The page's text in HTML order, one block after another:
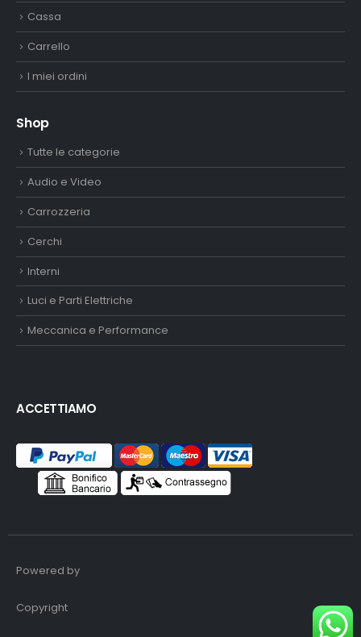
Cassa
Carrello
I miei ordini
Shop
Tutte le categorie
Audio e Video
Carrozzeria
Cerchi
Interni
Luci e Parti Elettriche
Meccanica e Performance
ACCETTIAMO
Powered by
Copyright